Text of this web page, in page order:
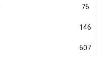
76
146
607